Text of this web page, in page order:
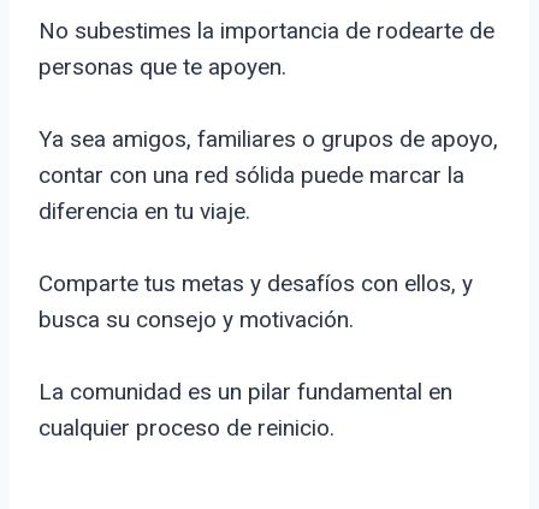
No subestimes la importancia de rodearte de
personas que te apoyen.
Ya sea amigos, familiares o grupos de apoyo,
contar con una red sólida puede marcar la
diferencia en tu viaje.
Comparte tus metas y desafíos con ellos, y
busca su consejo y motivación.
La comunidad es un pilar fundamental en
cualquier proceso de reinicio.